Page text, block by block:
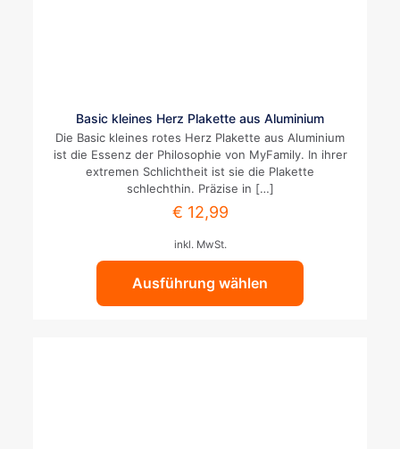
Basic kleines Herz Plakette aus Aluminium
Die Basic kleines rotes Herz Plakette aus Aluminium
ist die Essenz der Philosophie von MyFamily. In ihrer
extremen Schlichtheit ist sie die Plakette
schlechthin. Präzise in […]
€ 12,99
inkl. MwSt.
Ausführung wählen
Dieses
Produkt
weist
mehrere
Varianten
Die
können
der
Produktseite